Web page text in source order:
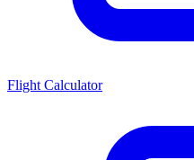
Flight Calculator